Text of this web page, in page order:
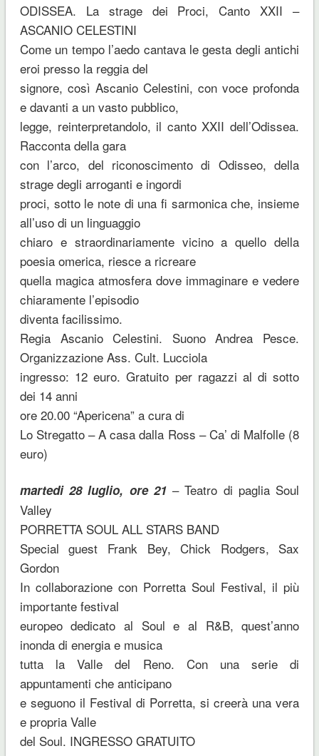
ODISSEA. La strage dei Proci, Canto XXII –
ASCANIO CELESTINI
Come un tempo l’aedo cantava le gesta degli antichi
eroi presso la reggia del
signore, così Ascanio Celestini, con voce profonda
e davanti a un vasto pubblico,
legge, reinterpretandolo, il canto XXII dell’Odissea.
Racconta della gara
con l’arco, del riconoscimento di Odisseo, della
strage degli arroganti e ingordi
proci, sotto le note di una fi sarmonica che, insieme
all’uso di un linguaggio
chiaro e straordinariamente vicino a quello della
poesia omerica, riesce a ricreare
quella magica atmosfera dove immaginare e vedere
chiaramente l’episodio
diventa facilissimo.
Regia Ascanio Celestini. Suono Andrea Pesce.
Organizzazione Ass. Cult. Lucciola
ingresso: 12 euro. Gratuito per ragazzi al di sotto
dei 14 anni
ore 20.00 “Apericena” a cura di
Lo Stregatto – A casa dalla Ross – Ca’ di Malfolle (8
euro)
martedi 28 luglio, ore 21– Teatro di paglia Soul
Valley
PORRETTA SOUL ALL STARS BAND
Special guest Frank Bey, Chick Rodgers, Sax
Gordon
In collaborazione con Porretta Soul Festival, il più
importante festival
europeo dedicato al Soul e al R&B, quest’anno
inonda di energia e musica
tutta la Valle del Reno. Con una serie di
appuntamenti che anticipano
e seguono il Festival di Porretta, si creerà una vera
e propria Valle
del Soul. INGRESSO GRATUITO